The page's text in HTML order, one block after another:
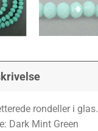
rondeller i glas.
Dark Mint Green